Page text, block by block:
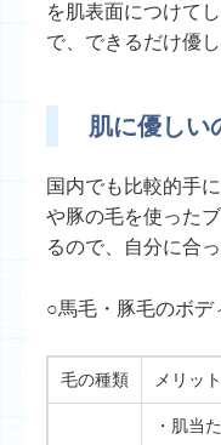
を肌表面につけて
で、できるだけ優
肌に優しい
国内でも比較的手
や豚の毛を使った
るので、自分に合
○馬毛・豚毛のボデ
毛の種類 メリット
・肌当